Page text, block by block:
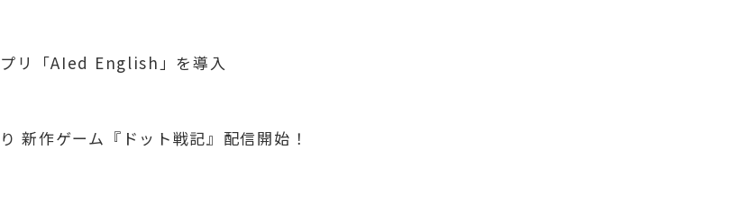
リ「AIed English」を導入
新作ゲーム『ドット戦記』配信開始！